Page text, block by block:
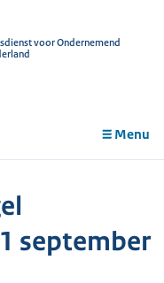
voor Ondernemend
Menu
september